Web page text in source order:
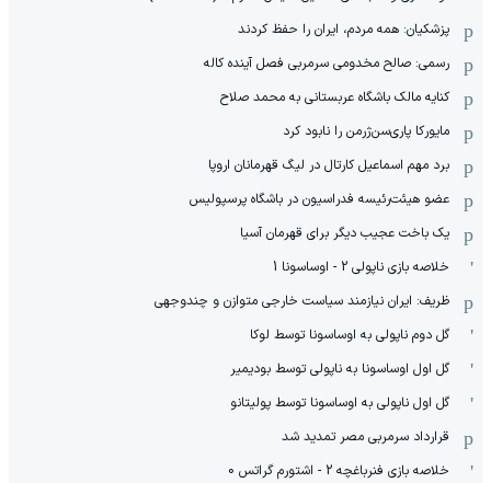
پزشکیان: همه مردم، ایران را حفظ کردند
رسمی: صالح مخدومی سرمربی فصل آینده کاله
کنایه مالک باشگاه عربستانی به محمد صلاح
مایورکا پاری‌سن‌ژرمن را نابود کرد
برد مهم اسماعیل کارتال در لیگ قهرمانان اروپا
عضو هیئت‌رئیسه فدراسیون در باشگاه پرسپولیس
یک باخت عجیب دیگر برای قهرمان آسیا
خلاصه بازی ناپولی 2 - اوساسونا 1
ظریف: ایران نیازمند سیاست خارجی متوازن و چندوجهی
گل دوم ناپولی به اوساسونا توسط لوکا
گل اول اوساسونا به ناپولی توسط بودیمیر
گل اول ناپولی به اوساسونا توسط پولیتانو
قرارداد سرمربی مصر تمدید شد
خلاصه بازی فنرباغچه 2 - اشتورم گراتس 0